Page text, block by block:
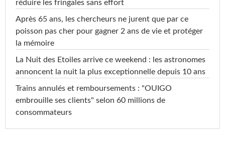
réduire les fringales sans effort
Après 65 ans, les chercheurs ne jurent que par ce
poisson pas cher pour gagner 2 ans de vie et protéger
la mémoire
La Nuit des Etoiles arrive ce weekend : les astronomes
annoncent la nuit la plus exceptionnelle depuis 10 ans
Trains annulés et remboursements : "OUIGO
embrouille ses clients" selon 60 millions de
consommateurs